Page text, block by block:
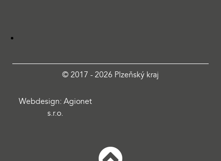
© 2017 - 2026 Plzeňský kraj
Webdesign: Agionet
s.r.o.